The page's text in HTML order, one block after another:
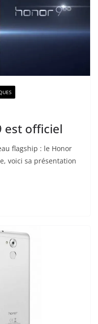
est officiel
flagship : le Honor
voici sa présentation